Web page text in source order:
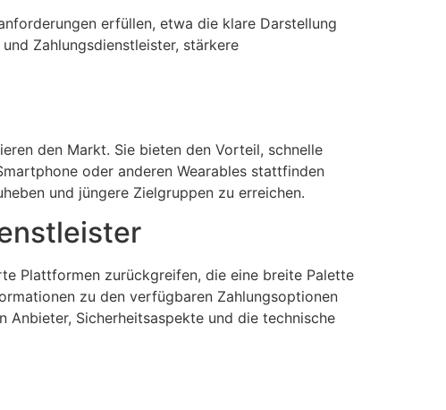
erfüllen, etwa die klare Darstellung
Zahlungsdienstleister, stärkere
den Markt. Sie bieten den Vorteil, schnelle
oder anderen Wearables stattfinden
und jüngere Zielgruppen zu erreichen.
Plattformen zurückgreifen, die eine breite Palette
zu den verfügbaren Zahlungsoptionen
Sicherheitsaspekte und die technische